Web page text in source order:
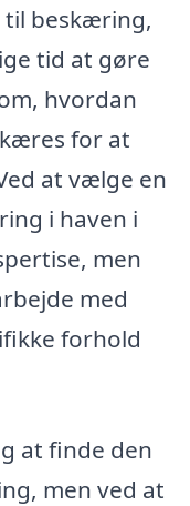
beskæring,
tid at gøre
hvordan
for at
at vælge en
i haven i
men
med
forhold
at finde den
men ved at